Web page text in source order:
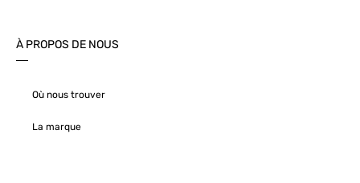
À PROPOS DE NOUS
Où nous trouver
La marque